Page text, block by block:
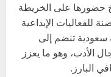
حضورها على الخريطة
للفعاليات الإبداعية
سعودية تنضم إلى
الأدب، وهو ما يعزز
البارز.